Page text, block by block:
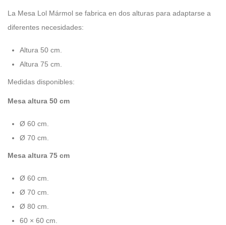
La Mesa Lol Mármol se fabrica en dos alturas para adaptarse a
diferentes necesidades:
Altura 50 cm.
Altura 75 cm.
Medidas disponibles:
Mesa altura 50 cm
Ø 60 cm.
Ø 70 cm.
Mesa altura 75 cm
Ø 60 cm.
Ø 70 cm.
Ø 80 cm.
60 × 60 cm.